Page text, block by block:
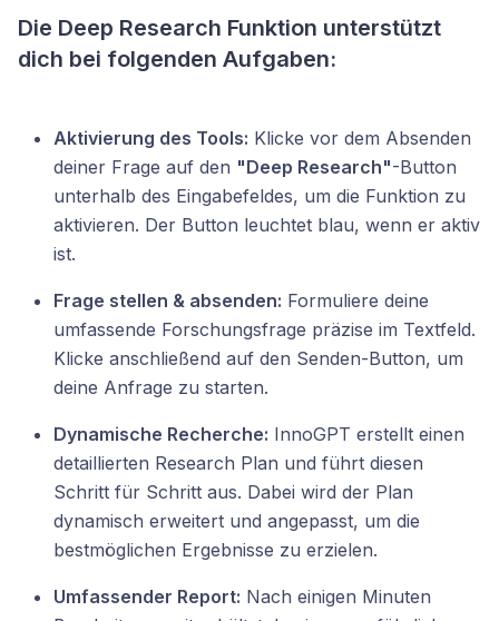
Die Deep Research Funktion unterstützt
dich bei folgenden Aufgaben:
Aktivierung des Tools: Klicke vor dem Absenden
deiner Frage auf den "Deep Research"-Button
unterhalb des Eingabefeldes, um die Funktion zu
aktivieren. Der Button leuchtet blau, wenn er aktiv
ist.
Frage stellen & absenden: Formuliere deine
umfassende Forschungsfrage präzise im Textfeld.
Klicke anschließend auf den Senden-Button, um
deine Anfrage zu starten.
Dynamische Recherche: InnoGPT erstellt einen
detaillierten Research Plan und führt diesen
Schritt für Schritt aus. Dabei wird der Plan
dynamisch erweitert und angepasst, um die
bestmöglichen Ergebnisse zu erzielen.
Umfassender Report: Nach einigen Minuten